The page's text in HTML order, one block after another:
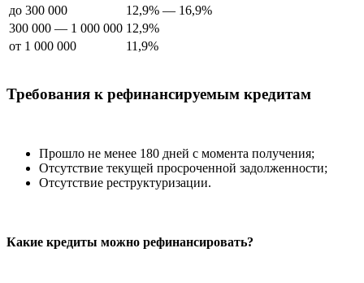
до 300 000
12,9% — 16,9%
300 000 — 1 000 000 12,9%
от 1 000 000
11,9%
Требования к рефинансируемым кредитам
Прошло не менее 180 дней с момента получения;
Отсутствие текущей просроченной задолженности;
Отсутствие реструктуризации.
Какие кредиты можно рефинансировать?